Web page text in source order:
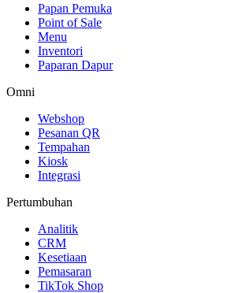
Papan Pemuka
Point of Sale
Menu
Inventori
Paparan Dapur
Omni
Webshop
Pesanan QR
Tempahan
Kiosk
Integrasi
Pertumbuhan
Analitik
CRM
Kesetiaan
Pemasaran
TikTok Shop